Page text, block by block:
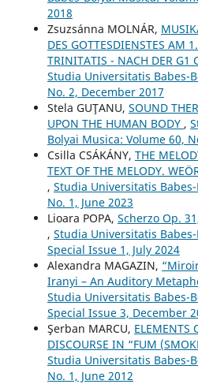
2018
Zsuzsánna MOLNÁR,
DES GOTTESDIENSTES AM
TRINITATIS - NACH DER G1
Studia Universitatis Babes-
No. 2, December 2017
Stela GUŢANU, SOUND
UPON THE HUMAN BODY ,
Bolyai Musica: Volume 60,
Csilla CSÁKÁNY, THE
TEXT OF THE MELODY.
, Studia Universitatis
No. 1, June 2023
Lioara POPA, Scherzo Op.
, Studia Universitatis
Special Issue 1, July 2024
Alexandra MAGAZIN,
Iranyi – An Auditory
Studia Universitatis Babes-
Special Issue 3, December
Şerban MARCU, ELEMENTS
DISCOURSE IN “FUM
Studia Universitatis Babes-
No. 1, June 2012